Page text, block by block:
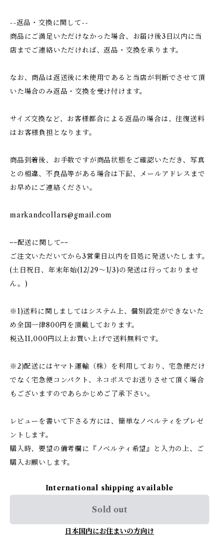
--返品・交換に関して--
商品にご満足いただけなかった場合、お届け後3日以内に当
店までご連絡いただければ、返品・交換を承ります。
なお、商品は返送後に未使用であると当店が判断でさせて頂
いた場合のみ返品・交換を受け付けます。
サイズ交換など、お客様都合による返品の場合は、往復送料
はお客様負担となります。
商品到着後、お手数ですが商品状態をご確認いただき、写真
との相違、不良品等がある場合は下記、メールアドレスまで
お早めにご連絡ください。
markandcollars@gmail.com
ｰｰ配送に関してｰｰ
ご注文いただいてから3営業日以内を目処に発送いたします。
(土日祝日、年末年始(12/29〜1/3)の発送は行っておりませ
ん。)
※1)送料に関しましてはシステム上、個別設定ができないた
め全国一律800円を頂戴しております。
税込11,000円以上お買い上げで送料無料です。
※2)配送にはヤマト運輸（株）を利用しており、宅急便だけ
でなく宅急便コンパクト、ネコポスでお送りさせて頂く場合
もございますのであらかじめご了承下さい。
レビューを書いて下さる方には、簡単なノベルティをプレゼ
ントします。
購入時、要望の備考欄に『ノベルティ希望』と入力の上、ご
購入お願いします。
International shipping available
Sold out
日本国内にお住まいの方向け